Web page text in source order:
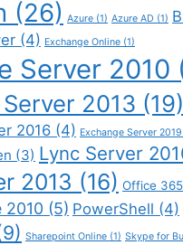
(26) Azure (1) Azure AD (1)
(4) Exchange Online (1)
Server 2010
2013 (19)
2016 (4) Exchange Server 2019
(3) Lync Server
2013 (16) Office 365
2010 (5) PowerShell (4)
Sharepoint Online (1) Skype for